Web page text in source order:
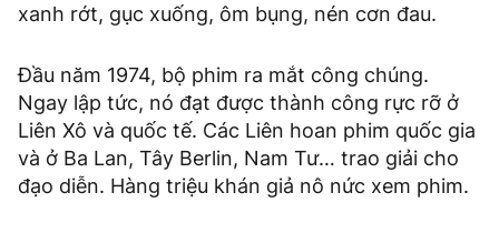
xanh rớt, gục xuống, ôm bụng, nén cơn đau.
Đầu năm 1974, bộ phim ra mắt công chúng.
Ngay lập tức, nó đạt được thành công rực rỡ ở
Liên Xô và quốc tế. Các Liên hoan phim quốc gia
và ở Ba Lan, Tây Berlin, Nam Tư… trao giải cho
đạo diễn. Hàng triệu khán giả nô nức xem phim.